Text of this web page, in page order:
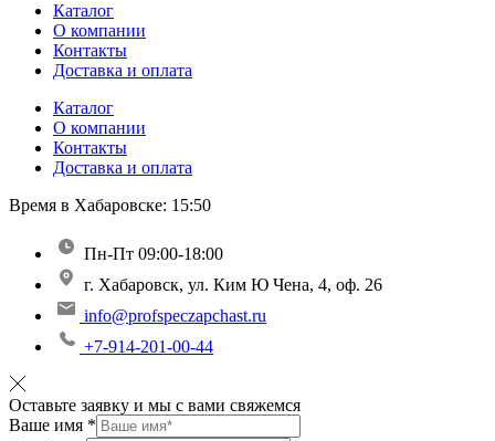
Каталог
О компании
Контакты
Доставка и оплата
Каталог
О компании
Контакты
Доставка и оплата
Время в Хабаровске: 15:50
Пн-Пт 09:00-18:00
г. Хабаровск, ул. Ким Ю Чена, 4, оф. 26
info@profspeczapchast.ru
+7-914-201-00-44
Оставьте заявку и мы с вами свяжемся
Ваше имя *